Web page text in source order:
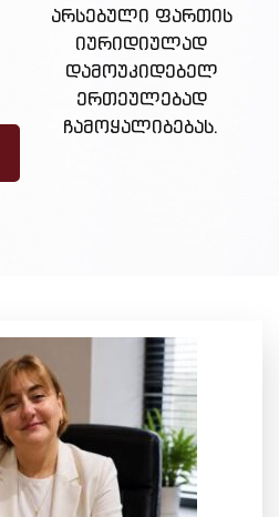
არსებული ფართის
იურიდიულად
დამოუკიდებელ
ერთეულებად
ჩამოყალიბებას.